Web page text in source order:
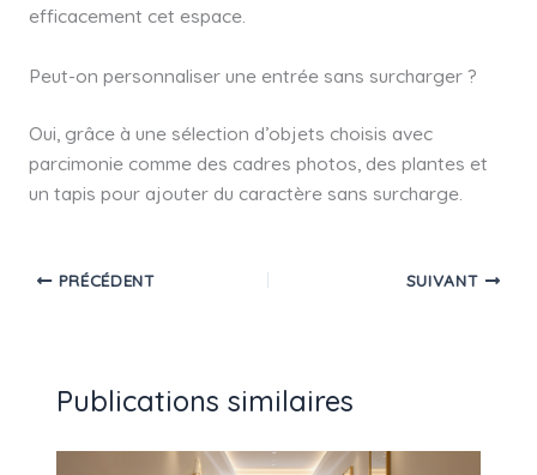
efficacement cet espace.
Peut-on personnaliser une entrée sans surcharger ?
Oui, grâce à une sélection d’objets choisis avec
parcimonie comme des cadres photos, des plantes et
un tapis pour ajouter du caractère sans surcharge.
PRÉCÉDENT SUIVANT
Publications similaires